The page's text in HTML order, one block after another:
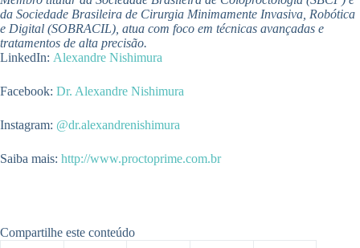
da Sociedade Brasileira de Cirurgia Minimamente Invasiva, Robótica
e Digital (SOBRACIL), atua com foco em técnicas avançadas e
tratamentos de alta precisão.
LinkedIn: Alexandre Nishimura
Facebook: Dr. Alexandre Nishimura
Instagram: @dr.alexandrenishimura
Saiba mais: http://www.proctoprime.com.br
Compartilhe este conteúdo